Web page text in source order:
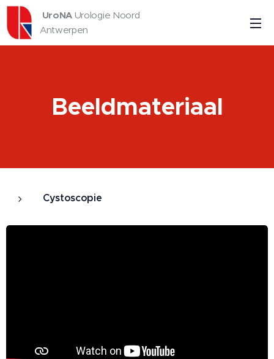
UroNA Urologie Noord
Antwerpen
Beeldmateriaal
Cystoscopie